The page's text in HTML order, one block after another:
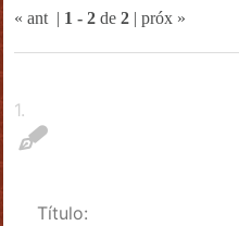
« ant | 1 - 2de 2| próx »
1.
Título: